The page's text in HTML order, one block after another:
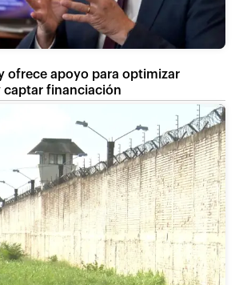
ofrece apoyo para optimizar
captar financiación